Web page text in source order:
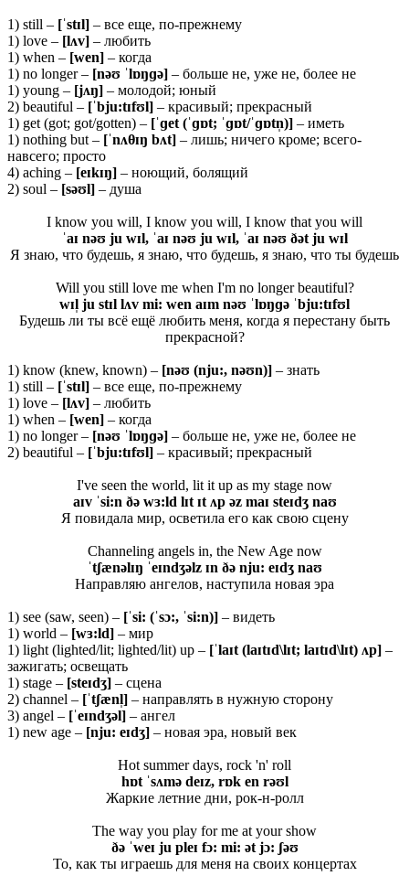
1) still – [ˈstɪl] – все еще, по-прежнему
1) love – [lʌv] – любить
1) when – [wen] – когда
1) no longer – [nəʊ ˈlɒŋɡə] – больше не, уже не, более не
1) young – [jʌŋ] – молодой; юный
2) beautiful – [ˈbju:tɪfʊl] – красивый; прекрасный
1) get (got; got/gotten) – [ˈɡet (ˈɡɒt; ˈɡɒt/ˈɡɒtn̩)] – иметь
1) nothing but – [ˈnʌθɪŋ bʌt] – лишь; ничего кроме; всего-
навсего; просто
4) aching – [eɪkɪŋ] – ноющий, болящий
2) soul – [səʊl] – душа
I know you will, I know you will, I know that you will
ˈaɪ nəʊ ju wɪl, ˈaɪ nəʊ ju wɪl, ˈaɪ nəʊ ðət ju wɪl
Я знаю, что будешь, я знаю, что будешь, я знаю, что ты будешь
Will you still love me when I'm no longer beautiful?
wɪl̩ ju stɪl lʌv mi: wen aɪm nəʊ ˈlɒŋɡə ˈbju:tɪfʊl
Будешь ли ты всё ещё любить меня, когда я перестану быть
прекрасной?
1) know (knew, known) – [nəʊ (nju:, nəʊn)] – знать
1) still – [ˈstɪl] – все еще, по-прежнему
1) love – [lʌv] – любить
1) when – [wen] – когда
1) no longer – [nəʊ ˈlɒŋɡə] – больше не, уже не, более не
2) beautiful – [ˈbju:tɪfʊl] – красивый; прекрасный
I've seen the world, lit it up as my stage now
aɪv ˈsi:n ðə wɜ:ld lɪt ɪt ʌp əz maɪ steɪdʒ naʊ
Я повидала мир, осветила его как свою сцену
Channeling angels in, the New Age now
ˈtʃænəlɪŋ ˈeɪndʒəlz ɪn ðə nju: eɪdʒ naʊ
Направляю ангелов, наступила новая эра
1) see (saw, seen) – [ˈsi: (ˈsɔ:, ˈsi:n)] – видеть
1) world – [wɜ:ld] – мир
1) light (lighted/lit; lighted/lit) up – [ˈlaɪt (laɪtɪd\lɪt; laɪtɪd\lɪt) ʌp] –
зажигать; освещать
1) stage – [steɪdʒ] – сцена
2) channel – [ˈtʃænl̩] – направлять в нужную сторону
3) angel – [ˈeɪndʒəl] – ангел
1) new age – [nju: eɪdʒ] – новая эра, новый век
Hot summer days, rock 'n' roll
hɒt ˈsʌmə deɪz, rɒk en rəʊl
Жаркие летние дни, рок-н-ролл
The way you play for me at your show
ðə ˈweɪ ju pleɪ fɔ: mi: ət jɔ: ʃəʊ
То, как ты играешь для меня на своих концертах